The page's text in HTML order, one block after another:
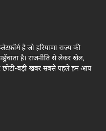
है जो हरियाणा राज्य की
है। राजनीति से लेकर खेल,
छोटी-बड़ी खबर सबसे पहले हम आप